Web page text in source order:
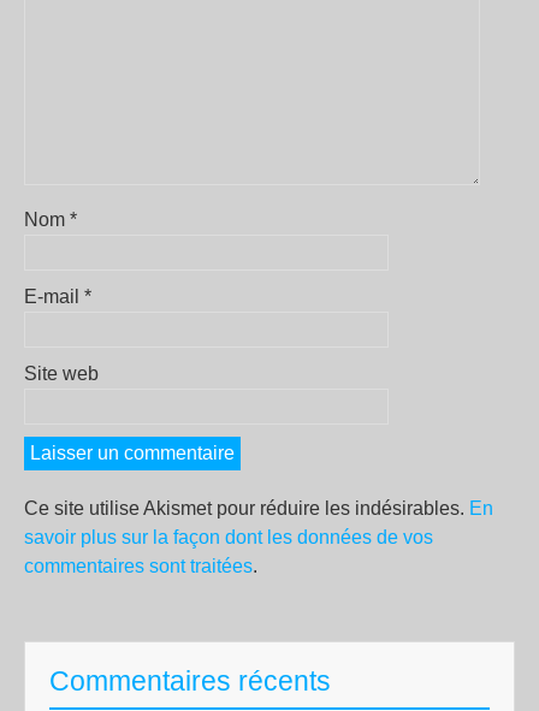
Nom *
E-mail *
Site web
Ce site utilise Akismet pour réduire les indésirables. En
savoir plus sur la façon dont les données de vos
commentaires sont traitées.
Commentaires récents